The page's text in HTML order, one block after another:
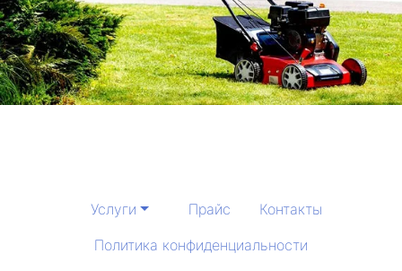
Услуги Прайс
Контакты
Политика конфиденциальности